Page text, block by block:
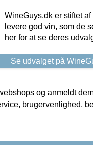
WineGuys.dk er stiftet
levere god vin, som de
her for at se deres
Se udvalget på
og anmeldt
brugervenlighed,